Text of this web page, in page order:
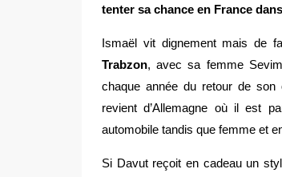
tenter sa chance en France
Ismaël vit dignement mais de
Trabzon, avec sa femme
chaque année du retour de
revient d’Allemagne où il est
automobile tandis que femme et
Si Davut reçoit en cadeau un